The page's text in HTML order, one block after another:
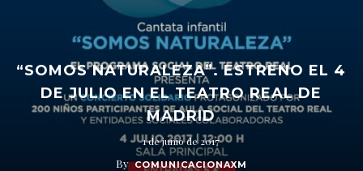
“SOMOS NATURALEZA”. ESTRENO EL 4
DE JULIO EN EL TEATRO REAL DE
MADRID
1 de junio de 2017
By COMUNICACIONAXM